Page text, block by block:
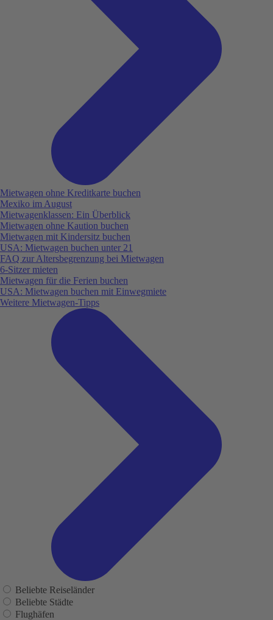
Mietwagen ohne Kreditkarte buchen
Mexiko im August
Mietwagenklassen: Ein Überblick
Mietwagen ohne Kaution buchen
Mietwagen mit Kindersitz buchen
USA: Mietwagen buchen unter 21
FAQ zur Altersbegrenzung bei Mietwagen
6-Sitzer mieten
Mietwagen für die Ferien buchen
USA: Mietwagen buchen mit Einwegmiete
Weitere Mietwagen-Tipps
Beliebte Reiseländer
Beliebte Städte
Flughäfen